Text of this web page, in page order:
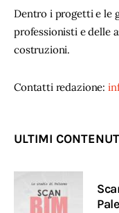
Dentro i progetti e le
professionisti e delle
costruzioni.
Contatti redazione:
ULTIMI